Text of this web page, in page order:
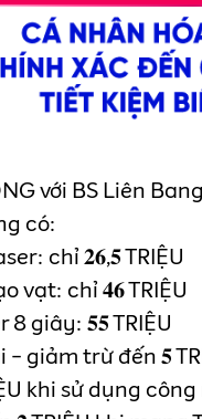
với BS Liên
có:
chỉ 𝟐𝟔,𝟓 TRIỆU
vạt: chỉ 𝟒𝟔 TRIỆU
8 giây: 𝟓𝟓 TRIỆU
- giảm trừ đến 𝟓
khi sử dụng